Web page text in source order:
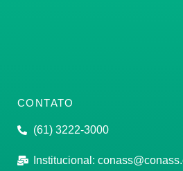
CONTATO
(61) 3222-3000
Institucional: